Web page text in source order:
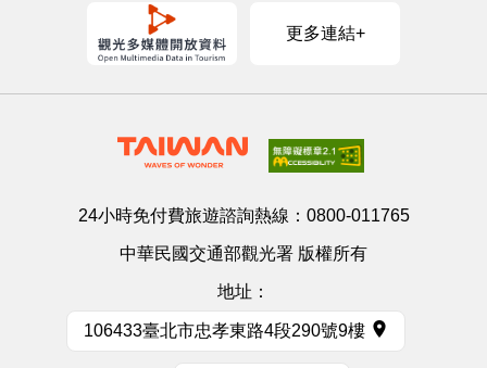
更多連結+
24小時免付費旅遊諮詢熱線： 0800-011765
中華民國交通部觀光署 版權所有
地址：
106433臺北市忠孝東路4段290號9樓